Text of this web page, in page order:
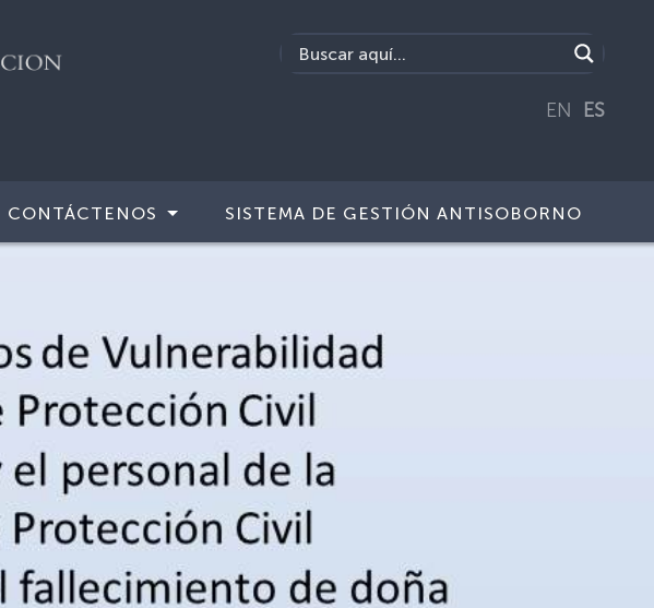
EN ES
CONTÁCTENOS SISTEMA DE GESTIÓN ANTISOBORNO